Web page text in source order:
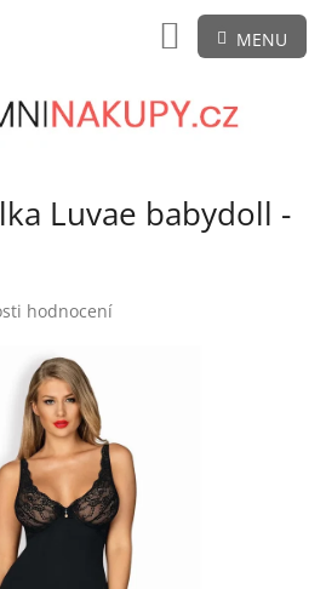
NÁKUPNÍ
KOŠÍK
Luvae babydoll -
hodnocení